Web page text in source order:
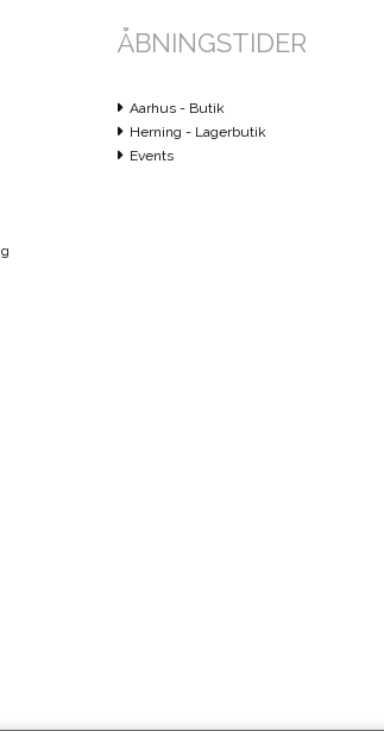
ÅBNINGSTIDER
Aarhus - Butik
Herning - Lagerbutik
Events